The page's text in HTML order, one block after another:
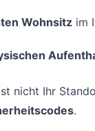
Wohnsitz im
nicht Ihr
.